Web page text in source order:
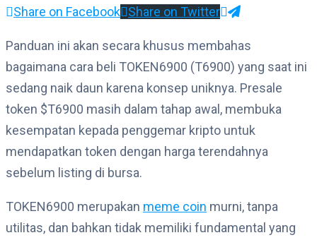
Share on Facebook Share on Twitter
Panduan ini akan secara khusus membahas
bagaimana cara beli TOKEN6900 (T6900) yang saat ini
sedang naik daun karena konsep uniknya. Presale
token $T6900 masih dalam tahap awal, membuka
kesempatan kepada penggemar kripto untuk
mendapatkan token dengan harga terendahnya
sebelum listing di bursa.
TOKEN6900 merupakan meme coin murni, tanpa
utilitas, dan bahkan tidak memiliki fundamental yang